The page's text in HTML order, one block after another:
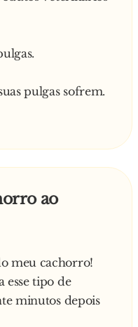
pulgas sofrem.
ao
meu cachorro!
esse tipo de
minutos depois